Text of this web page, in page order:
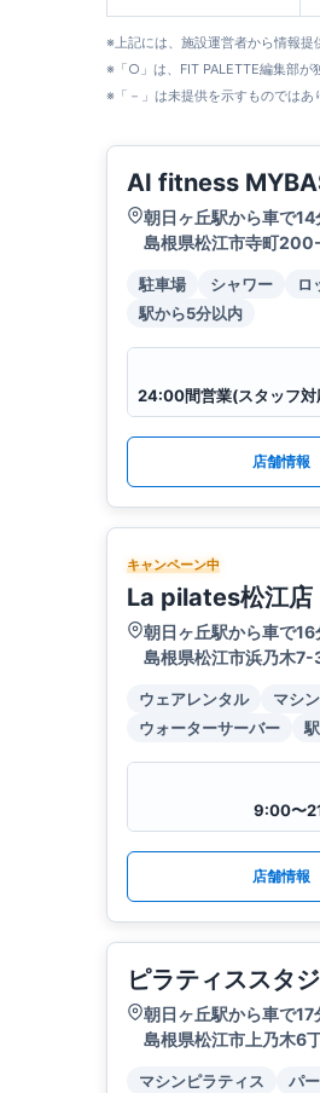
※上記には、施設運営者から情報提
※「○」は、FIT PALETTE編集部が
※「－」は未提供を示すものではあ
AI fitness
朝日ヶ丘駅から車で14
島根県松江市寺町
駐車場 シャワー ロ
駅から5分以内
店舗情報
キャンペーン中
La pilates松江店
朝日ヶ丘駅から車で16
島根県松江市浜乃木
ウェアレンタル マシ
ウォーターサーバー
9:00〜
店舗情報
ピラティススタ
朝日ヶ丘駅から車で17
島根県松江市上乃木6
マシンピラティス パ